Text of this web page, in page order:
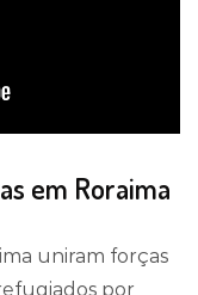
em Roraima
uniram forças
por